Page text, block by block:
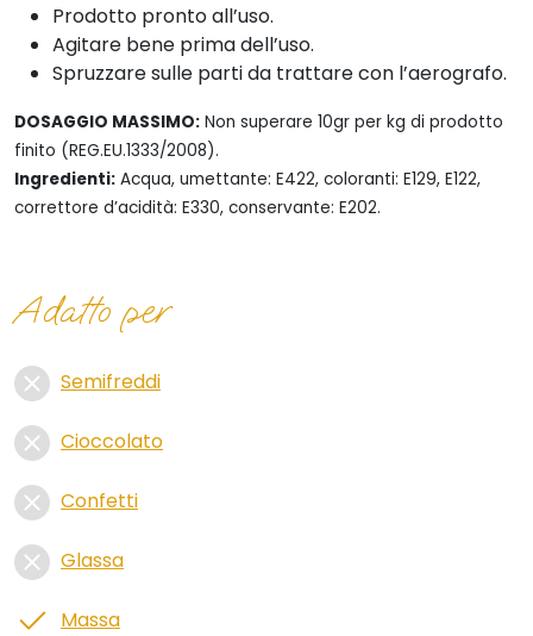
Prodotto pronto all’uso.
Agitare bene prima dell’uso.
Spruzzare sulle parti da trattare con l’aerografo.
DOSAGGIO MASSIMO: Non superare 10gr per kg di prodotto
finito (REG.EU.1333/2008).
Ingredienti: Acqua, umettante: E422, coloranti: E129, E122,
correttore d’acidità: E330, conservante: E202.
Adatto per
Semifreddi
Cioccolato
Confetti
Glassa
Massa